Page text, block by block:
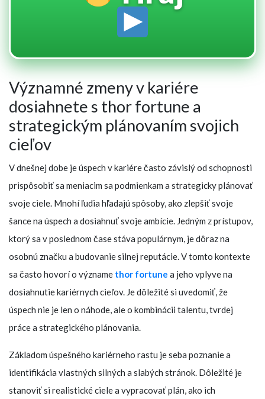
Významné zmeny v kariére
dosiahnete s thor fortune a
strategickým plánovaním svojich
cieľov
V dnešnej dobe je úspech v kariére často závislý od schopnosti
prispôsobiť sa meniacim sa podmienkam a strategicky plánovať
svoje ciele. Mnohí ľudia hľadajú spôsoby, ako zlepšiť svoje
šance na úspech a dosiahnuť svoje ambície. Jedným z prístupov,
ktorý sa v poslednom čase stáva populárnym, je dôraz na
osobnú značku a budovanie silnej reputácie. V tomto kontexte
sa často hovorí o význame thor fortune a jeho vplyve na
dosiahnutie kariérnych cieľov. Je dôležité si uvedomiť, že
úspech nie je len o náhode, ale o kombinácii talentu, tvrdej
práce a strategického plánovania.
Základom úspešného kariérneho rastu je seba poznanie a
identifikácia vlastných silných a slabých stránok. Dôležité je
stanoviť si realistické ciele a vypracovať plán, ako ich